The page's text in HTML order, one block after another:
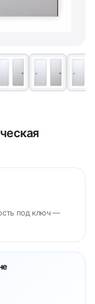
под ключ —